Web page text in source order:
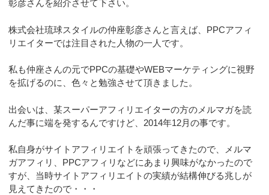
彰彦さんを紹介させて下さい。
株式会社琉球スタイルの仲座彰彦さんと言えば、PPCアフィ
リエイターでは注目された人物の一人です。
私も仲座さんの元でPPCの基礎やWEBマーケティングに視野
を拡げるのに、色々と勉強させて頂きました。
出会いは、某スーパーアフィリエイターの方のメルマガを読
んだ事に端を発するんですけど、2014年12月の事です。
私自身がサイトアフィリエイトを頑張ってきたので、メルマ
ガアフィリ、PPCアフィリなどにあまり興味がなかったので
すが、当時サイトアフィリエイトの実績が結構伸びる兆しが
見えてきたので・・・